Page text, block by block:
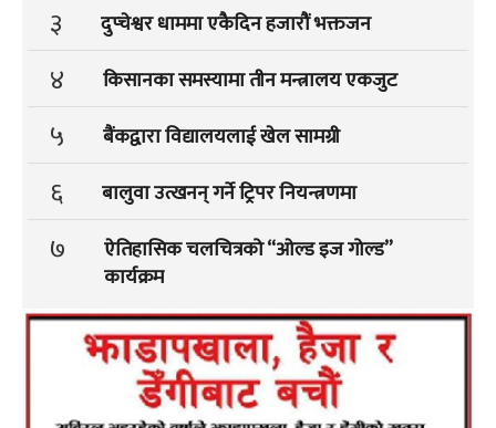
३ दुप्चेश्वर धाममा एकैदिन हजारौं भक्तजन
४ किसानका समस्यामा तीन मन्त्रालय एकजुट
५ बैंकद्वारा विद्यालयलाई खेल सामग्री
६ बालुवा उत्खनन् गर्ने ट्रिपर नियन्त्रणमा
७
ऐतिहासिक चलचित्रको “ओल्ड इज गोल्ड”
कार्यक्रम